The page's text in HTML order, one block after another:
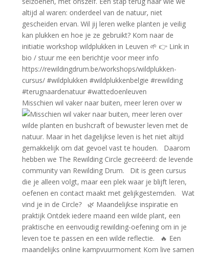
Misschien wil vaker naar buiten, meer leren over w